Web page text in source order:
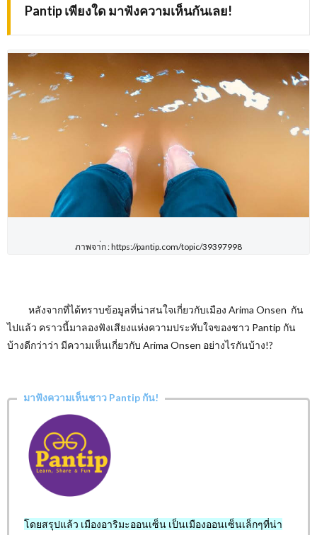
Pantipเพียงใด มาฟังความเห็นกันเลย!
ภาพจา่ก : https://pantip.com/topic/39397998
หลังจากที่ได้ทราบข้อมูลที่น่าสนใจเกี่ยวกับเมือง Arima Onsen กัน
ไปแล้ว คราวนี้มาลองฟังเสียงแห่งความประทับใจของชาว Pantip กัน
บ้างดีกว่าว่า มีความเห็นเกี่ยวกับ Arima Onsen อย่างไรกันบ้าง!?
มาฟังความเห็นชาว Pantip กัน!
โดยสรุปแล้ว เมืองอาริมะออนเซ็น เป็นเมืองออนเซ็นเล็กๆที่น่า